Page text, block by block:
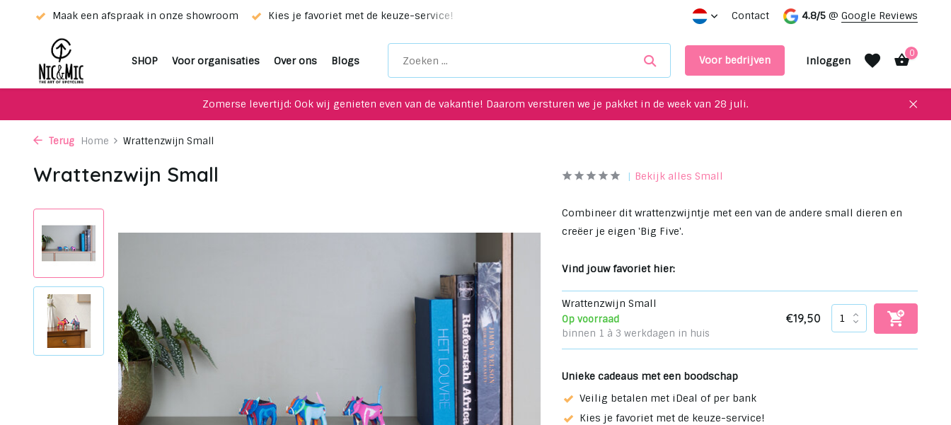
Maak een afspraak in onze showroom Kies je favoriet met de keuze-service! Maak een afspraak in onze showroom
Contact 4.8/5 @ Google Reviews
SHOP Voor organisaties Over ons Blogs Voor bedrijven Inloggen
0
Zomerse levertijd: Ook wij genieten even van de vakantie! Daarom versturen we je pakket in de week van 28 juli.
Terug Home Wrattenzwijn Small
Wrattenzwijn Small Bekijk alles Small
Combineer dit wrattenzwijntje met een van de andere small dieren en
creëer je eigen 'Big Five'.
Vind jouw favoriet hier:
Wrattenzwijn Small
Op voorraad
binnen 1 à 3 werkdagen in huis
€19,50
Unieke cadeaus met een boodschap
Veilig betalen met iDeal of per bank
Kies je favoriet met de keuze-service!